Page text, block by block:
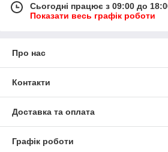
Сьогодні працює з 09:00 до
Показати весь графік роботи
Про нас
Контакти
Доставка та оплата
Графік роботи